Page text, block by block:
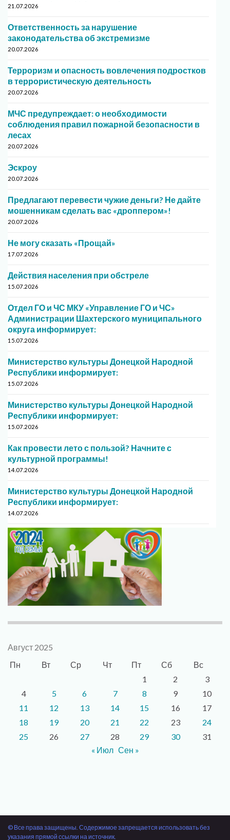
21.07.2026
Ответственность за нарушение
законодательства об экстремизме
20.07.2026
Терроризм и опасность вовлечения подростков
в террористическую деятельность
20.07.2026
МЧС предупреждает: о необходимости
соблюдения правил пожарной безопасности в
лесах
20.07.2026
Эскроу
20.07.2026
Предлагают перевести чужие деньги? Не дайте
мошенникам сделать вас «дроппером»!
20.07.2026
Не могу сказать «Прощай»
17.07.2026
Действия населения при обстреле
15.07.2026
Отдел ГО и ЧС МКУ «Управление ГО и ЧС»
Администрации Шахтерского муниципального
округа информирует:
15.07.2026
Министерство культуры Донецкой Народной
Республики информирует:
15.07.2026
Министерство культуры Донецкой Народной
Республики информирует:
15.07.2026
Как провести лето с пользой? Начните с
культурной программы!
14.07.2026
Министерство культуры Донецкой Народной
Республики информирует:
14.07.2026
Август 2025
Пн
Вт Ср Чт Пт Сб
Вс
1
2
3
4
5 6 7 8 9
10
11
12 13 14 15 16
17
18
19 20 21 22 23
24
25
26 27 28 29 30
31
« Июл Сен »
© Все права защищены. Содержимое запрещается использовать без
указания прямой ссылки на источник.